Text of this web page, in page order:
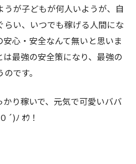
うが子どもが何人いようが、自
らい、いつでも稼げる人間にな
心・安全なんて無いと思いま
最強の安全策になり、最強の
です。
かり稼いで、元気で可愛いババ
´)ﾉ ｵｳ！